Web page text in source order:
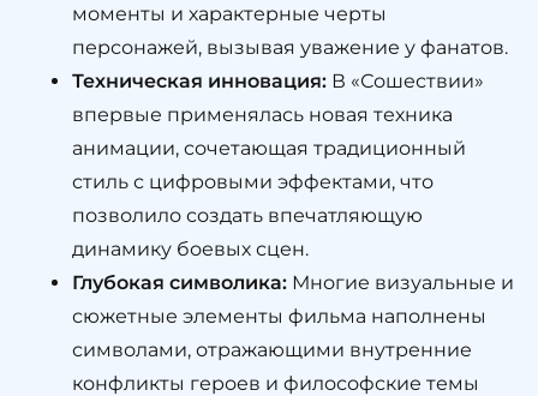
моменты и характерные черты
персонажей, вызывая уважение у фанатов.
Техническая инновация: В «Сошествии»
впервые применялась новая техника
анимации, сочетающая традиционный
стиль с цифровыми эффектами, что
позволило создать впечатляющую
динамику боевых сцен.
Глубокая символика: Многие визуальные и
сюжетные элементы фильма наполнены
символами, отражающими внутренние
конфликты героев и философские темы